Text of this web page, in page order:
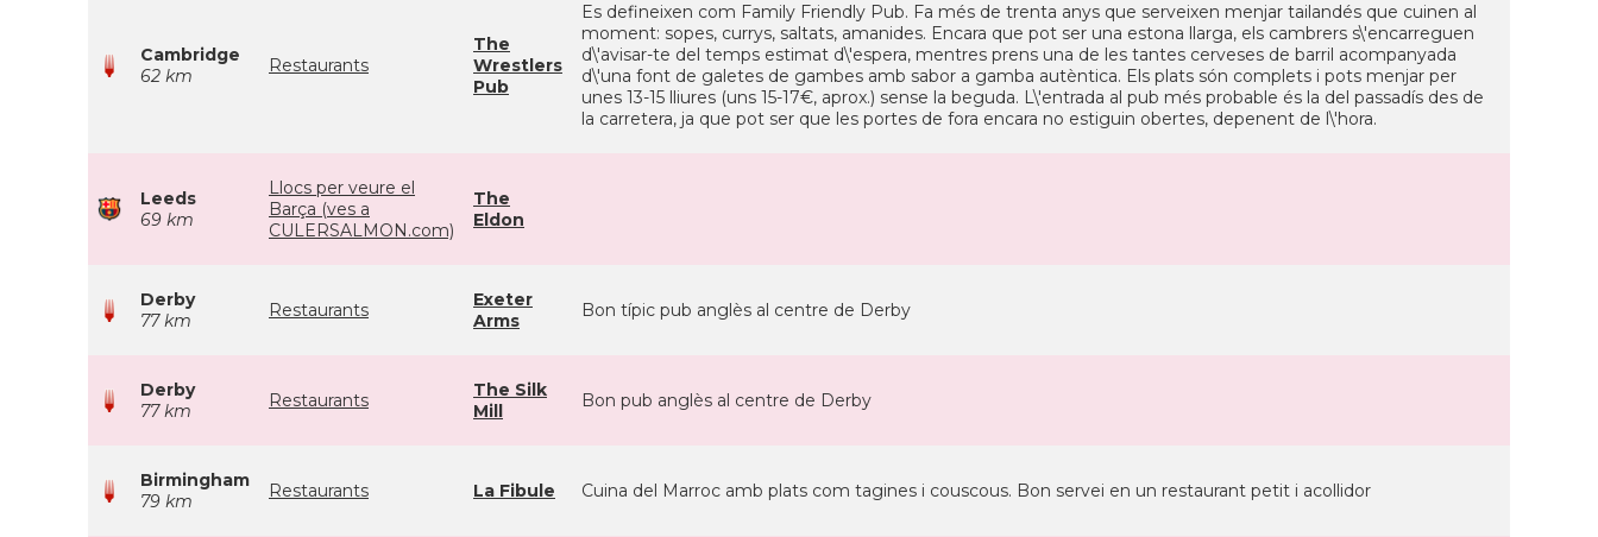
Cambridge
62 km
Restaurants
The
Wrestlers
Pub
Es defineixen com Family Friendly Pub. Fa més de trenta anys que serveixen menjar tailandés que cuinen al
moment: sopes, currys, saltats, amanides. Encara que pot ser una estona llarga, els cambrers s\'encarreguen
d\'avisar-te del temps estimat d\'espera, mentres prens una de les tantes cerveses de barril acompanyada
d\'una font de galetes de gambes amb sabor a gamba autèntica. Els plats són complets i pots menjar per
unes 13-15 lliures (uns 15-17€, aprox.) sense la beguda. L\'entrada al pub més probable és la del passadís des de
la carretera, ja que pot ser que les portes de fora encara no estiguin obertes, depenent de l\'hora.
Leeds
69 km
Llocs per veure el
Barça (ves a
CULERSALMON.com)
The
Eldon
Derby
77 km
Restaurants
Exeter
Arms
Bon típic pub anglès al centre de Derby
Derby
77 km
Restaurants
The Silk
Mill
Bon pub anglès al centre de Derby
Birmingham
79 km
Restaurants La Fibule Cuina del Marroc amb plats com tagines i couscous. Bon servei en un restaurant petit i acollidor